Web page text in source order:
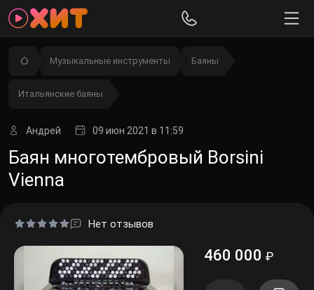
Музыкальные инструменты Баяны
Итальянские баяны
Андрей 09 июн 2021 в 11:59
Баян многотембровый Borsini
Vienna
Нет отзывов
460 000 ₽